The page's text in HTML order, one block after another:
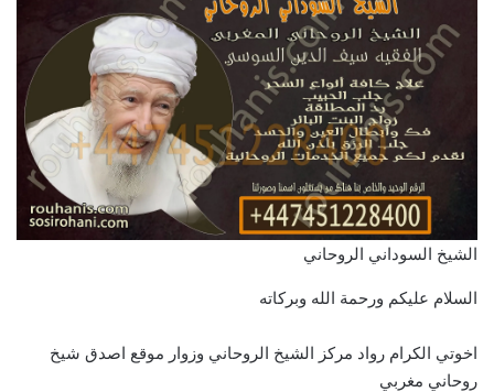
الشيخ السوداني الروحاني
السلام عليكم ورحمة الله وبركاته
اخوتي الكرام رواد مركز الشيخ الروحاني وزوار موقع اصدق شيخ
روحاني مغربي